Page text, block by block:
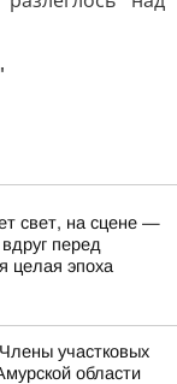
свет, на сцене —
перед
целая эпоха
участковых
области